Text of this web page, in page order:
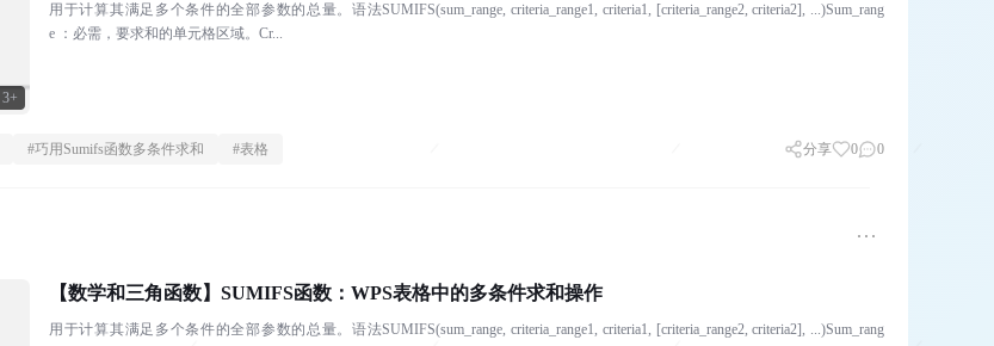
3+
用于计算其满足多个条件的全部参数的总量。语法SUMIFS(sum_range, criteria_range1, criteria1, [criteria_range2, criteria2], ...)Sum_rang
e ：必需，要求和的单元格区域。Cr...
#巧用Sumifs函数多条件求和 #表格 分享 0 0
【数学和三角函数】SUMIFS函数：WPS表格中的多条件求和操作
用于计算其满足多个条件的全部参数的总量。语法SUMIFS(sum_range, criteria_range1, criteria1, [criteria_range2, criteria2], ...)Sum_rang